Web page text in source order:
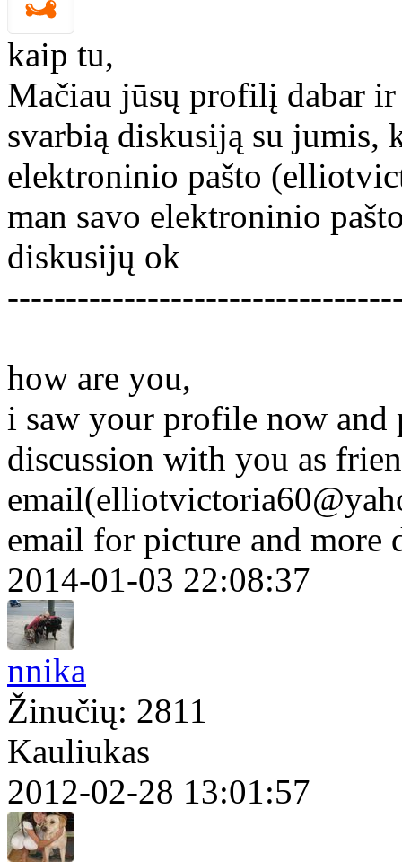
kaip tu,
Mačiau jūsų profilį dabar
svarbią diskusiją su jumis,
elektroninio pašto
man savo elektroninio
diskusijų ok
how are you,
i saw your profile now and
discussion with you as
email for picture and more
2014-01-03 22:08:37
nnika
Žinučių: 2811
Kauliukas
2012-02-28 13:01:57